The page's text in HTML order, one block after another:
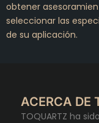
obtener
seleccionar las
de su aplicación.
ACERCA DE
TOQUARTZ ha